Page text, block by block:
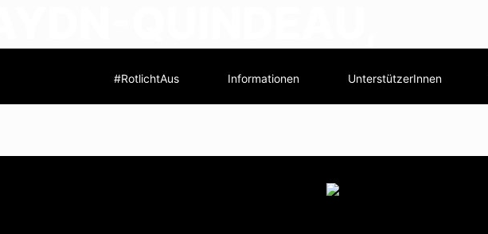
#RotlichtAus Informationen UnterstützerInnen